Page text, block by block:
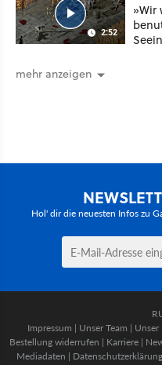
2:52
»Wir
mehr anzeigen
Hol' dir die neuesten Infos zu
Impressum | Unser Team |
Bestellung widerrufen | Karriere |
Mediadaten | Datenschutzerklärung